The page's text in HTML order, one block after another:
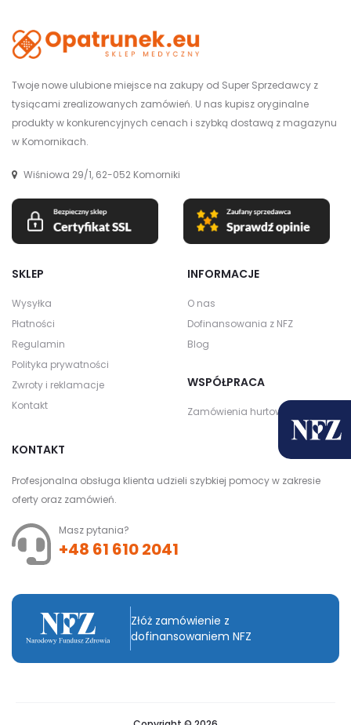
Twoje nowe ulubione miejsce na zakupy od Super Sprzedawcy z
tysiącami zrealizowanych zamówień. U nas kupisz oryginalne
produkty w konkurencyjnych cenach i szybką dostawą z magazynu
w Komornikach.
Wiśniowa 29/1, 62-052 Komorniki
SKLEP
Wysyłka
Płatności
Regulamin
Polityka prywatności
Zwroty i reklamacje
Kontakt
INFORMACJE
O nas
Dofinansowania z NFZ
Blog
WSPÓŁPRACA
Zamówienia hurtowe
KONTAKT
Profesjonalna obsługa klienta udzieli szybkiej pomocy w zakresie
oferty oraz zamówień.
Masz pytania?
+48 61 610 2041
Złóż zamówienie z
dofinansowaniem NFZ